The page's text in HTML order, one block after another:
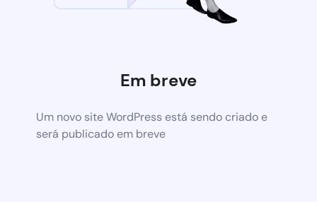
Em breve
Um novo site WordPress está sendo criado e
será publicado em breve